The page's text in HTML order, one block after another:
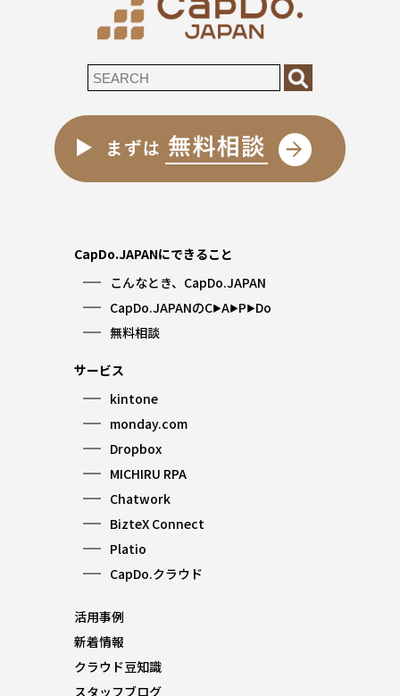
CapDo.JAPANにできること
こんなとき、CapDo.JAPAN
CapDo.JAPANのC▶︎A▶︎P▶︎Do
無料相談
サービス
kintone
monday.com
Dropbox
MICHIRU RPA
Chatwork
BizteX Connect
Platio
CapDo.クラウド
活用事例
新着情報
クラウド豆知識
スタッフブログ